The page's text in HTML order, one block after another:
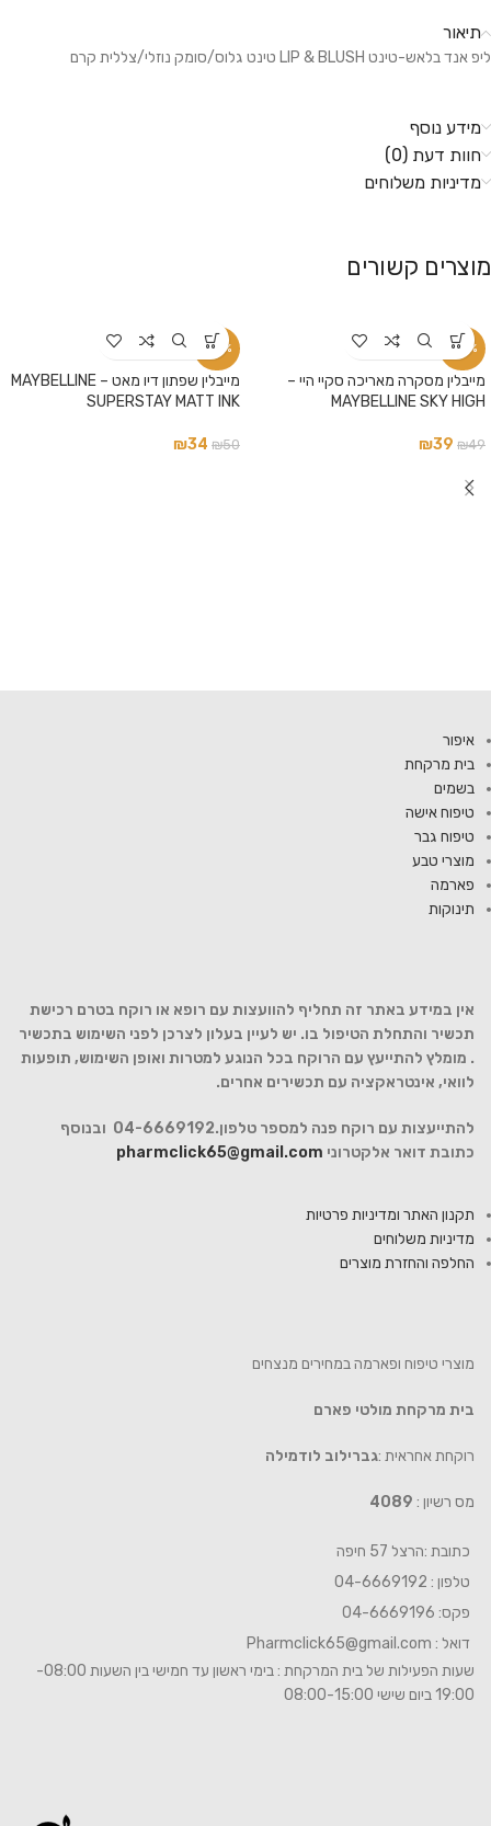
תיאור
ליפ אנד בלאש-טינט LIP & BLUSH טינט גלוס/סומק נוזלי/צללית קרם
מידע נוסף
חוות דעת (0)
מדיניות משלוחים
מוצרים קשורים
-20%
מייבלין מסקרה מאריכה סקיי היי –
MAYBELLINE SKY HIGH
₪49
₪39
-32%
מייבלין שפתון דיו מאט – MAYBELLINE
SUPERSTAY MATT INK
₪50
₪34
איפור
בית מרקחת
בשמים
טיפוח אישה
טיפוח גבר
מוצרי טבע
פארמה
תינוקות
אין במידע באתר זה תחליף להוועצות עם רופא או רוקח בטרם רכישת
תכשיר והתחלת הטיפול בו. יש לעיין בעלון לצרכן לפני השימוש בתכשיר
. מומלץ להתייעץ עם הרוקח בכל הנוגע למטרות ואופן השימוש, תופעות
לוואי, אינטראקציה עם תכשירים אחרים.
להתייעצות עם רוקח פנה למספר טלפון.04-6669192 ובנוסף
כתובת דואר אלקטרוני pharmclick65@gmail.com
תקנון האתר ומדיניות פרטיות
מדיניות משלוחים
החלפה והחזרת מוצרים
מוצרי טיפוח ופארמה במחירים מנצחים
בית מרקחת מולטי פארם
רוקחת אחראית :גברילוב לודמילה
מס רשיון : 4089
כתובת :הרצל 57 חיפה
טלפון : 04-6669192
פקס: 04-6669196
דואל : Pharmclick65@gmail.com
שעות הפעילות של בית המרקחת : בימי ראשון עד חמישי בין השעות 08:00-
19:00 ביום שישי 08:00-15:00